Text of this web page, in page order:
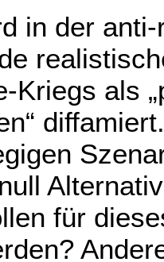
in der
Kriegs als
für